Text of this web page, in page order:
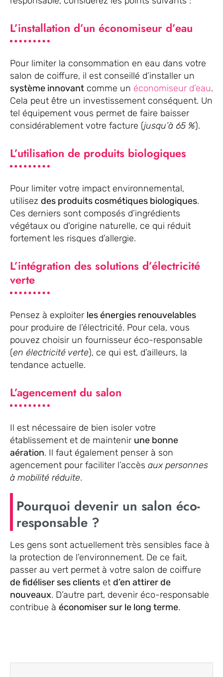
L’installation d’un économiseur d’eau
Pour limiter la consommation en eau dans votre
salon de coiffure, il est conseillé d’installer un
système innovant comme un économiseur d’eau.
Cela peut être un investissement conséquent. Un
tel équipement vous permet de faire baisser
considérablement votre facture (jusqu’à 65 %).
L’utilisation de produits biologiques
Pour limiter votre impact environnemental,
utilisez des produits cosmétiques biologiques.
Ces derniers sont composés d’ingrédients
végétaux ou d’origine naturelle, ce qui réduit
fortement les risques d’allergie.
L’intégration des solutions d’électricité
verte
Pensez à exploiter les énergies renouvelables
pour produire de l’électricité. Pour cela, vous
pouvez choisir un fournisseur éco-responsable
(en électricité verte), ce qui est, d’ailleurs, la
tendance actuelle.
L’agencement du salon
Il est nécessaire de bien isoler votre
établissement et de maintenir une bonne
aération. Il faut également penser à son
agencement pour faciliter l’accès aux personnes
à mobilité réduite.
Pourquoi devenir un salon éco-
responsable ?
Les gens sont actuellement très sensibles face à
la protection de l’environnement. De ce fait,
passer au vert permet à votre salon de coiffure
de fidéliser ses clients et d’en attirer de
nouveaux. D’autre part, devenir éco-responsable
contribue à économiser sur le long terme.